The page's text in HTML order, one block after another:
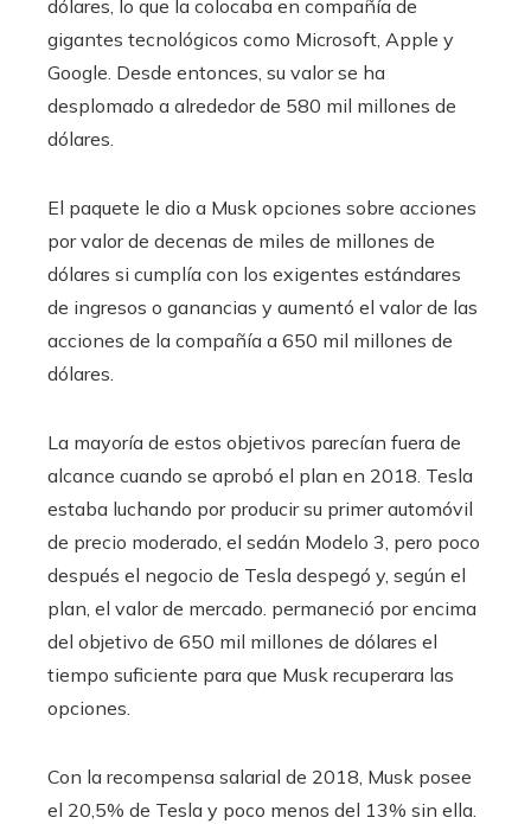
dólares, lo que la colocaba en compañía de
gigantes tecnológicos como Microsoft, Apple y
Google. Desde entonces, su valor se ha
desplomado a alrededor de 580 mil millones de
dólares.
El paquete le dio a Musk opciones sobre acciones
por valor de decenas de miles de millones de
dólares si cumplía con los exigentes estándares
de ingresos o ganancias y aumentó el valor de las
acciones de la compañía a 650 mil millones de
dólares.
La mayoría de estos objetivos parecían fuera de
alcance cuando se aprobó el plan en 2018. Tesla
estaba luchando por producir su primer automóvil
de precio moderado, el sedán Modelo 3, pero poco
después el negocio de Tesla despegó y, según el
plan, el valor de mercado. permaneció por encima
del objetivo de 650 mil millones de dólares el
tiempo suficiente para que Musk recuperara las
opciones.
Con la recompensa salarial de 2018, Musk posee
el 20,5% de Tesla y poco menos del 13% sin ella.